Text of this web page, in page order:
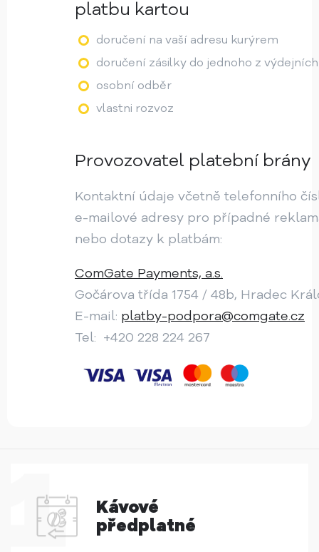
platbu kartou
doručení na vaší adresu kurýrem
doručení zásilky do jednoho z
osobní odběr
vlastni rozvoz
Provozovatel platební brány
Kontaktní údaje včetně telefonního
e-mailové adresy pro případné
nebo dotazy k platbám:
ComGate Payments, a.s.
Gočárova třída 1754 / 48b, Hradec
E-mail: platby-podpora@comgate.cz
Tel: +420 228 224 267
Kávové
předplatné